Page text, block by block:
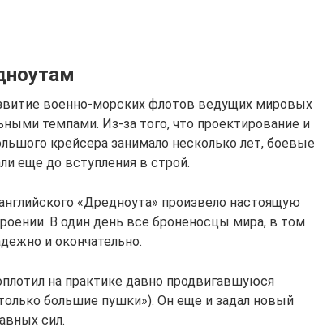
военно-морских флотов ведущих мировых
темпами. Из-за того, что проектирование и
крейсера занимало несколько лет, боевые
еще до вступления в строй.
«Дредноута» произвело настоящую
В один день все броненосцы мира, в том
и окончательно.
на практике давно продвигавшуюся
большие пушки»). Он еще и задал новый
сил.